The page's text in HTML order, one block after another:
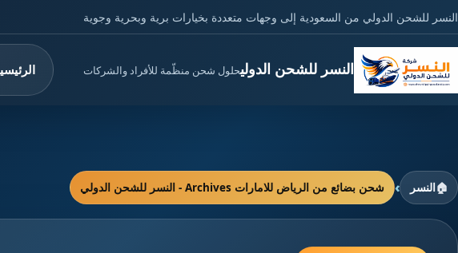
النسر للشحن الدولي من السعودية إلى وجهات متعددة بخيارات برية وبحرية وجوية
النسر للشحن الدوليحلول شحن منظّمة للأفراد والشركات
🏠النسر › شحن بضائع من الرياض للامارات Archives - النسر للشحن الدولي